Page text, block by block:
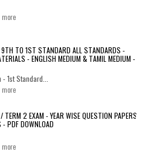
more
TO 1ST STANDARD ALL STANDARDS -
- ENGLISH MEDIUM & TAMIL MEDIUM -
1st Standard...
more
/ TERM 2 EXAM - YEAR WISE QUESTION PAPERS
- PDF DOWNLOAD
more